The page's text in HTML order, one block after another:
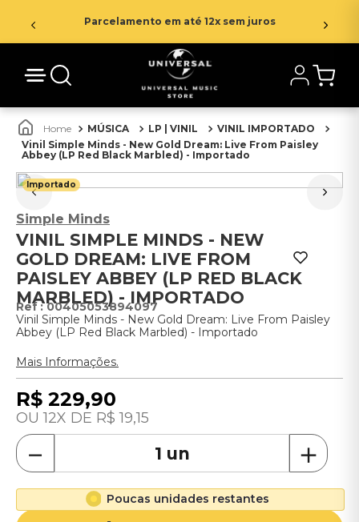
Parcelamento em até 12x sem juros
MÚSICA LP | VINIL
VINIL IMPORTADO
Vinil Simple Minds - New Gold Dream: Live From Paisley
Abbey (LP Red Black Marbled) - Importado
Importado
Simple Minds
VINIL SIMPLE MINDS - NEW
GOLD DREAM: LIVE FROM
PAISLEY ABBEY (LP RED BLACK
MARBLED) - IMPORTADO
:00405053894097
Vinil Simple Minds - New Gold Dream: Live From Paisley
Abbey (LP Red Black Marbled) - Importado
Mais Informações.
R$ 229,90
12 R$ 19,15
＋
－
Poucas unidades restantes